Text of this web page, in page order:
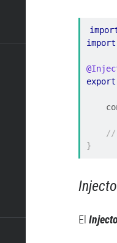
import
export
//
}
El